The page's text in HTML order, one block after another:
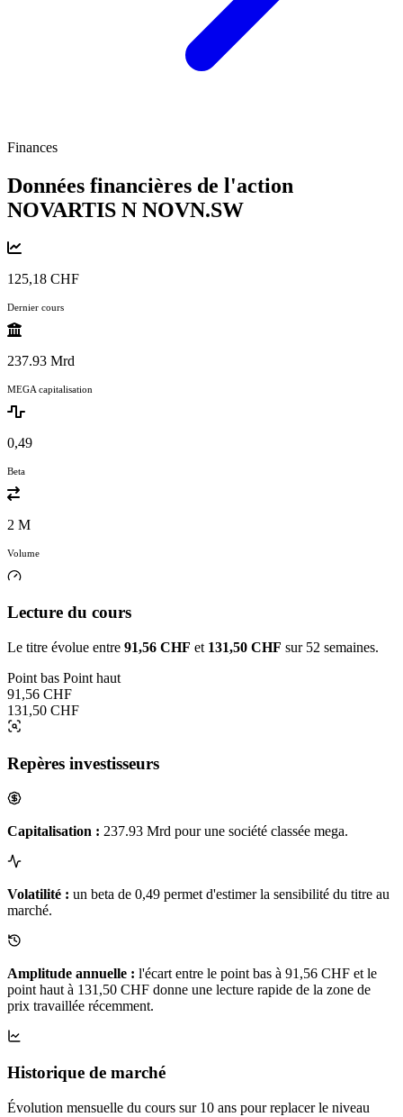
Finances
Données financières de l'action
NOVARTIS N NOVN.SW
125,18 CHF
Dernier cours
237.93 Mrd
MEGA capitalisation
0,49
Beta
2 M
Volume
Lecture du cours
Le titre évolue entre 91,56 CHF et 131,50 CHF sur 52 semaines.
Point bas Point haut
91,56 CHF
131,50 CHF
Repères investisseurs
Capitalisation : 237.93 Mrd pour une société classée mega.
Volatilité : un beta de 0,49 permet d'estimer la sensibilité du titre au
marché.
Amplitude annuelle : l'écart entre le point bas à 91,56 CHF et le
point haut à 131,50 CHF donne une lecture rapide de la zone de
prix travaillée récemment.
Historique de marché
Évolution mensuelle du cours sur 10 ans pour replacer le niveau